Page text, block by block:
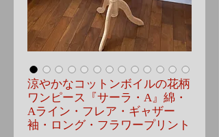
涼やかなコットンボイルの花柄
ワンピース『サーラ・A』綿・
Aライン・フレア・ギャザー
袖・ロング・フラワープリント